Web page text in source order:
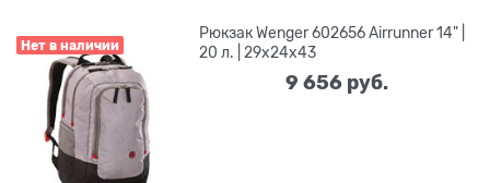
Нет в наличии
Рюкзак Wenger 602656 Airrunner 14" |
20 л. | 29x24x43
9 656 руб.